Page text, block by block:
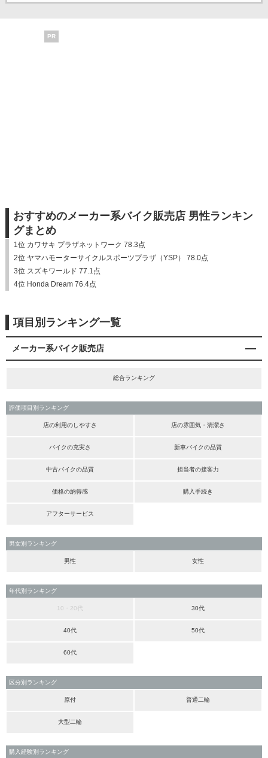
PR
おすすめのメーカー系バイク販売店 男性ランキン
グまとめ
1位 カワサキ プラザネットワーク 78.3点
2位 ヤマハモーターサイクルスポーツプラザ（YSP） 78.0点
3位 スズキワールド 77.1点
4位 Honda Dream 76.4点
項目別ランキング一覧
メーカー系バイク販売店
総合ランキング
評価項目別ランキング
店の利用のしやすさ 店の雰囲気・清潔さ
バイクの充実さ 新車バイクの品質
中古バイクの品質 担当者の接客力
価格の納得感 購入手続き
アフターサービス
男女別ランキング
男性 女性
年代別ランキング
10・20代 30代
40代 50代
60代
区分別ランキング
原付 普通二輪
大型二輪
購入経験別ランキング